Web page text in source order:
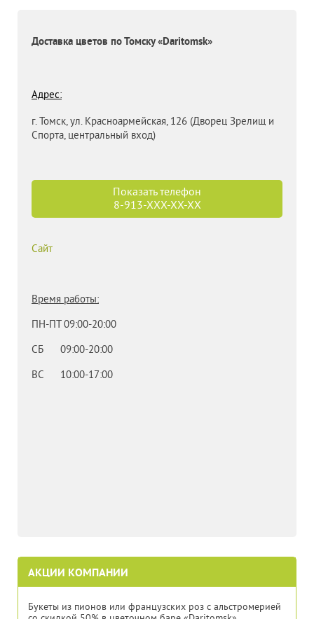
Доставка цветов по Томску«Daritomsk»
Адрес:
г. Томск, ул. Красноармейская, 126 (Дворец Зрелищ и
Спорта, центральный вход)
Показать телефон
8-913-XXX-XX-XX
Сайт
Время работы:
ПН-ПТ 09:00-20:00
СБ 09:00-20:00
ВС 10:00-17:00
АКЦИИ КОМПАНИИ
Букеты из пионов или французских роз с альстромерией